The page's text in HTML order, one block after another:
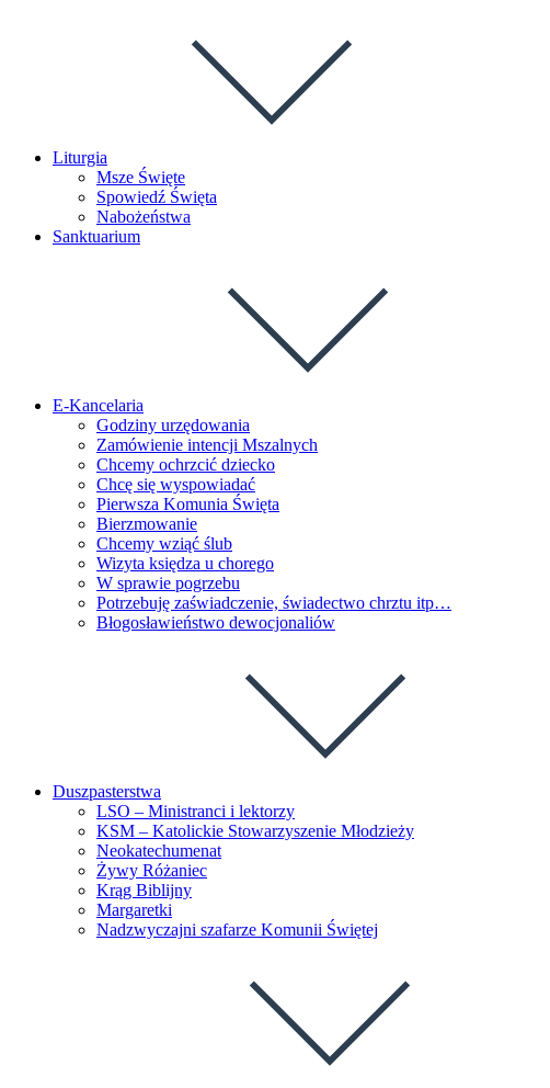
Liturgia
Msze Święte
Spowiedź Święta
Nabożeństwa
Sanktuarium
E-Kancelaria
Godziny urzędowania
Zamówienie intencji Mszalnych
Chcemy ochrzcić dziecko
Chcę się wyspowiadać
Pierwsza Komunia Święta
Bierzmowanie
Chcemy wziąć ślub
Wizyta księdza u chorego
W sprawie pogrzebu
Potrzebuję zaświadczenie, świadectwo chrztu itp…
Błogosławieństwo dewocjonaliów
Duszpasterstwa
LSO – Ministranci i lektorzy
KSM – Katolickie Stowarzyszenie Młodzieży
Neokatechumenat
Żywy Różaniec
Krąg Biblijny
Margaretki
Nadzwyczajni szafarze Komunii Świętej